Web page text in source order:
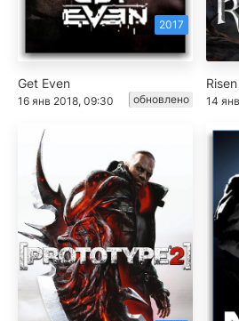
2017
Get Even
16 янв 2018, 09:30 обновлено 14